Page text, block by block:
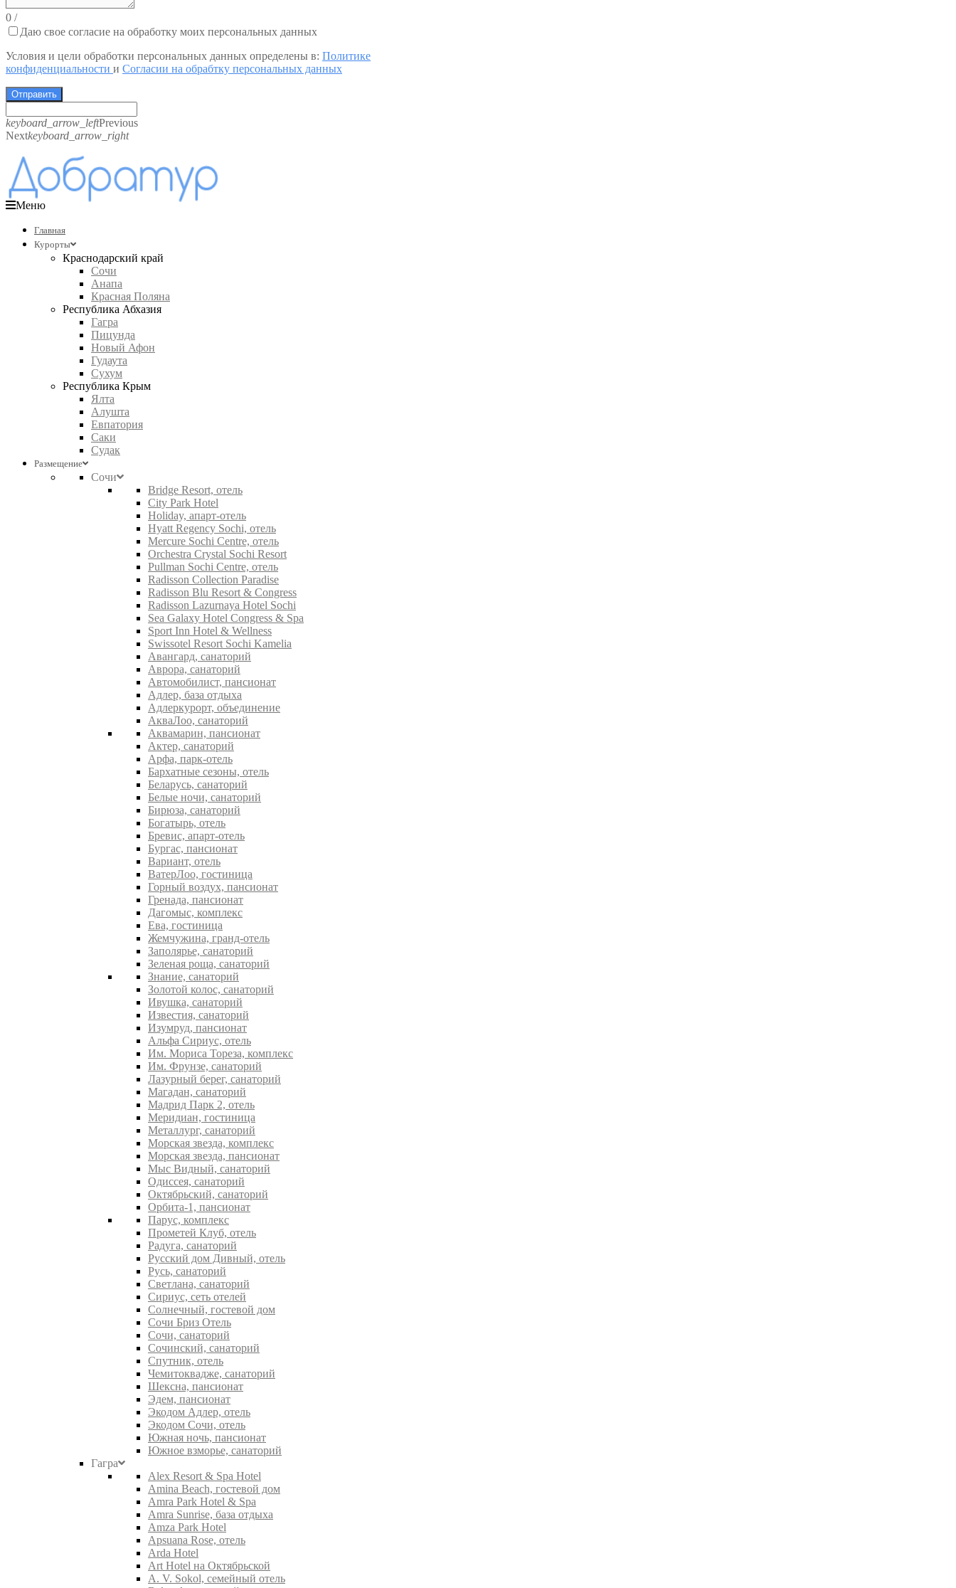
0 /
Даю свое согласие на обработку моих персональных данных
Условия и цели обработки персональных данных определены в: Политике
конфиденциальности и Согласии на обрабтку персональных данных
Отправить
keyboard_arrow_leftPrevious
Nextkeyboard_arrow_right
Меню
Главная
Курорты
Краснодарский край
Сочи
Анапа
Красная Поляна
Республика Абхазия
Гагра
Пицунда
Новый Афон
Гудаута
Сухум
Республика Крым
Ялта
Алушта
Евпатория
Саки
Судак
Размещение
Сочи
Bridge Resort, отель
City Park Hotel
Holiday, апарт-отель
Hyatt Regency Sochi, отель
Mercure Sochi Centre, отель
Orchestra Crystal Sochi Resort
Pullman Sochi Centre, отель
Radisson Collection Paradise
Radisson Blu Resort & Congress
Radisson Lazurnaya Hotel Sochi
Sea Galaxy Hotel Congress & Spa
Sport Inn Hotel & Wellness
Swissotel Resort Sochi Kamelia
Авангард, санаторий
Аврора, санаторий
Автомобилист, пансионат
Адлер, база отдыха
Адлеркурорт, объединение
АкваЛоо, санаторий
Аквамарин, пансионат
Актер, санаторий
Арфа, парк-отель
Бархатные сезоны, отель
Беларусь, санаторий
Белые ночи, санаторий
Бирюза, санаторий
Богатырь, отель
Бревис, апарт-отель
Бургас, пансионат
Вариант, отель
ВатерЛоо, гостиница
Горный воздух, пансионат
Гренада, пансионат
Дагомыс, комплекс
Ева, гостиница
Жемчужина, гранд-отель
Заполярье, санаторий
Зеленая роща, санаторий
Знание, санаторий
Золотой колос, санаторий
Ивушка, санаторий
Известия, санаторий
Изумруд, пансионат
Альфа Сириус, отель
Им. Мориса Тореза, комплекс
Им. Фрунзе, санаторий
Лазурный берег, санаторий
Магадан, санаторий
Мадрид Парк 2, отель
Меридиан, гостиница
Металлург, санаторий
Морская звезда, комплекс
Морская звезда, пансионат
Мыс Видный, санаторий
Одиссея, санаторий
Октябрьский, санаторий
Орбита-1, пансионат
Парус, комплекс
Прометей Клуб, отель
Радуга, санаторий
Русский дом Дивный, отель
Русь, санаторий
Светлана, санаторий
Сириус, сеть отелей
Солнечный, гостевой дом
Сочи Бриз Отель
Сочи, санаторий
Сочинский, санаторий
Спутник, отель
Чемитоквадже, санаторий
Шексна, пансионат
Эдем, пансионат
Экодом Адлер, отель
Экодом Сочи, отель
Южная ночь, пансионат
Южное взморье, санаторий
Гагра
Alex Resort & Spa Hotel
Amina Beach, гостевой дом
Amra Park Hotel & Spa
Amra Sunrise, база отдыха
Amza Park Hotel
Apsuana Rose, отель
Arda Hotel
Art Hotel на Октябрьской
A. V. Sokol, семейный отель